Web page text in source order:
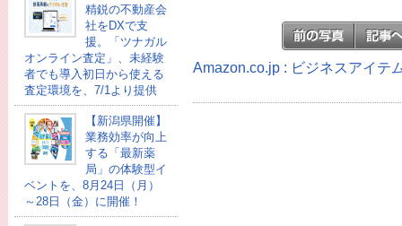
精鋭の不動産会
社をDXで支
援。「ツナガル
オンライン査定」、未経験
者でも導入初日から使える
査定環境を、7/1より提供
【新潟県開催】
業務効率が向上
する「最新薬
局」の体験型イ
ベントを、8月24日（月）
～28日（金）に開催！
Amazon.co.jp : ビジネスアイテ